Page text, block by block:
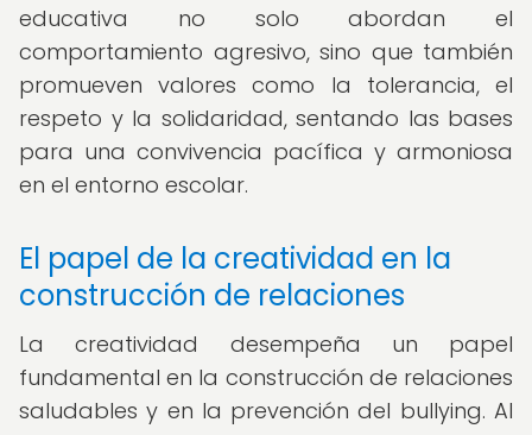
educativa no solo abordan el
comportamiento agresivo, sino que también
promueven valores como la tolerancia, el
respeto y la solidaridad, sentando las bases
para una convivencia pacífica y armoniosa
en el entorno escolar.
El papel de la creatividad en la
construcción de relaciones
La creatividad desempeña un papel
fundamental en la construcción de relaciones
saludables y en la prevención del bullying. Al